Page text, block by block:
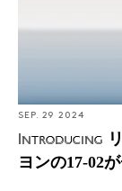
SEP. 29 2024
Introducing
ヨンの17-02